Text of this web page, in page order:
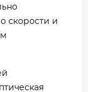
скорости и